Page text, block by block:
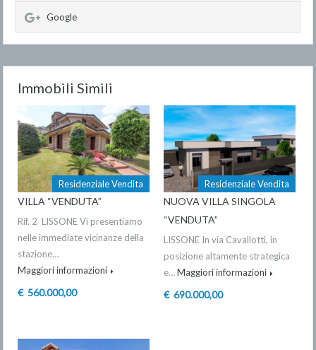
Google
Immobili Simili
Residenziale Vendita
VILLA “VENDUTA”
Rif. 2 LISSONE Vi presentiamo
nelle immediate vicinanze della
stazione…
Maggiori informazioni
€ 560.000,00
Residenziale Vendita
NUOVA VILLA SINGOLA
“VENDUTA”
LISSONE In via Cavallotti, in
posizione altamente strategica
e…Maggiori informazioni
€ 690.000,00